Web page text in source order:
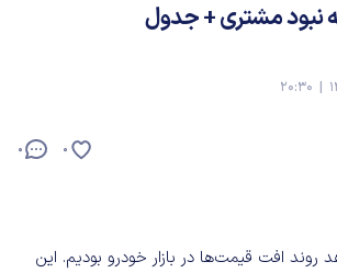
نبود مشتری + جدول
0 0
افت قیمت‌ها در بازار خودرو بودیم. این